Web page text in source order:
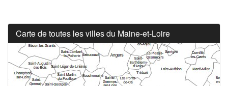
Carte de toutes les villes du Maine-et-Loire